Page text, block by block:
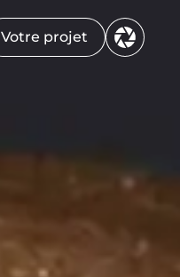
Votre projet